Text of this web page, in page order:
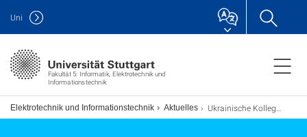
Fakultät 5: Informatik, Elektrotechnik und
Informationstechnik
Uni
Elektrotechnik und Informationstechnik Aktuelles Ukrainische Kolleginnen und Kollegen aus Zaporizhzhia und Lwiw besuchen die Universität Stuttgart